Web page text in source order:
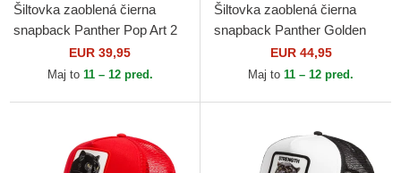
Šiltovka zaoblená čierna
snapback Panther Pop Art 2
The Farm Goorin Bros.
EUR 39,95
Maj to 11 – 12 pred.
Šiltovka zaoblená čierna
snapback Panther Golden
Suede The Farm Goorin
EUR 44,95
Maj to 11 – 12 pred.